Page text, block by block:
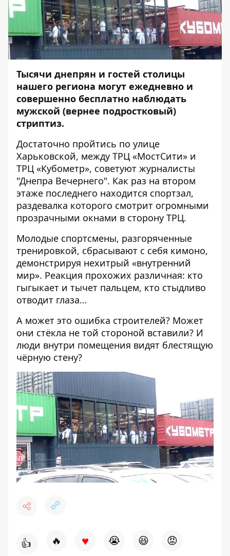
Тысячи днепрян и гостей столицы
нашего региона могут ежедневно и
совершенно бесплатно наблюдать
мужской (вернее подростковый)
стриптиз.
Достаточно пройтись по улице
Харьковской, между ТРЦ «МостСити» и
ТРЦ «Кубометр», советуют журналисты
"Днепра Вечернего". Как раз на втором
этаже последнего находится спортзал,
раздевалка которого смотрит огромными
прозрачными окнами в сторону ТРЦ.
Молодые спортсмены, разгоряченные
тренировкой, сбрасывают с себя кимоно,
демонстрируя нехитрый «внутренний
мир». Реакция прохожих различная: кто
гыгыкает и тычет пальцем, кто стыдливо
отводит глаза…
А может это ошибка строителей? Может
они стёкла не той стороной вставили? И
люди внутри помещения видят блестящую
чёрную стену?
👍 🔥 ♥ 😭 😆 😡